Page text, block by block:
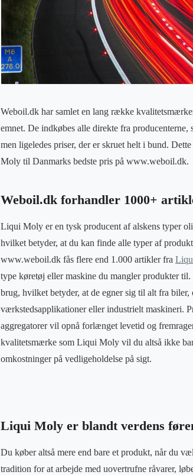
Weboil.dk har samlet en lang række
emnet. De indkøbes alle direkte fra
men ligeledes priser, der er skruet helt i bund.
Moly til Danmarks bedste pris på www.weboil.dk.
Weboil.dk forhandler 1000+
Liqui Moly er en tysk producent af alskens typer
hvilket betyder, at du kan finde alle typer af
www.weboil.dk fås flere end 1.000 artikler fra
type køretøj eller maskine du mangler produkter
brug, hvilket betyder, at de egner sig til alt fra
værkstedsapplikationer eller industrielt maskineri.
aggregatorer vil opnå forlænget levetid og
kvalitetsmærke som Liqui Moly vil du altså ikke
omkostninger på vedligeholdelse på sigt.
Liqui Moly er blandt verdens
Du køber altså mere end bare et produkt, når du
tradition for at arbejde med uovertrufne råvarer,